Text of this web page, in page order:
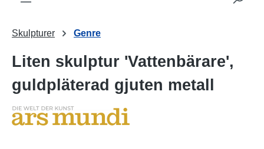
Skulpturer Genre
Liten skulptur 'Vattenbärare',
guldpläterad gjuten metall